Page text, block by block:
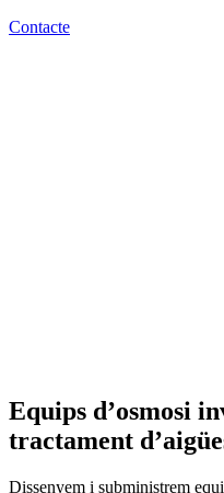
Contacte
Equips d’osmosi
tractament
Dissenyem i subministrem